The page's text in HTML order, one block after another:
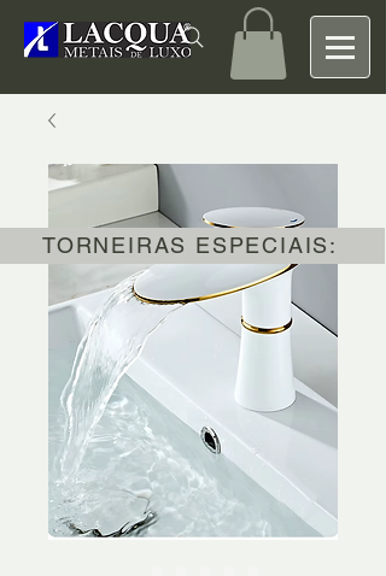
TORNEIRAS ESPECIAIS: